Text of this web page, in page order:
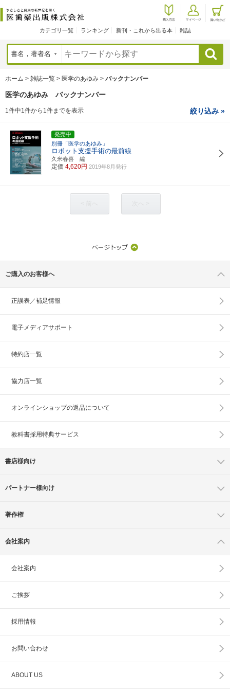
カテゴリ一覧 ランキング 新刊・これから出る本 雑誌
検索
ホーム > 雑誌一覧 > 医学のあゆみ > バックナンバー
医学のあゆみ バックナンバー
1件中1件から1件までを表示 絞り込み »
発売中
別冊「医学のあゆみ」
ロボット支援手術の最前線
久米春喜 編
定価 4,620円 2019年8月発行
ご購入のお客様へ
正誤表／補足情報
電子メディアサポート
特約店一覧
協力店一覧
オンラインショップの返品について
教科書採用特典サービス
書店様向け
パートナー様向け
著作権
会社案内
会社案内
ご挨拶
採用情報
お問い合わせ
ABOUT US